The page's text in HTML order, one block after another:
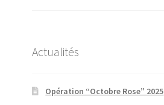
Actualités
Opération “Octobre Rose” 2025